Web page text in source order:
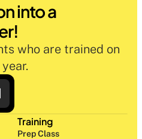
into a
who are trained on
Training
Prep Class